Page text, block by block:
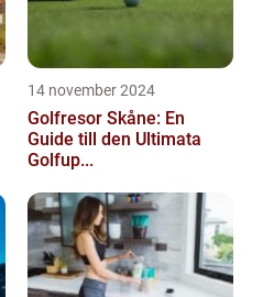
14 november 2024
Golfresor Skåne: En
Guide till den Ultimata
Golfup...